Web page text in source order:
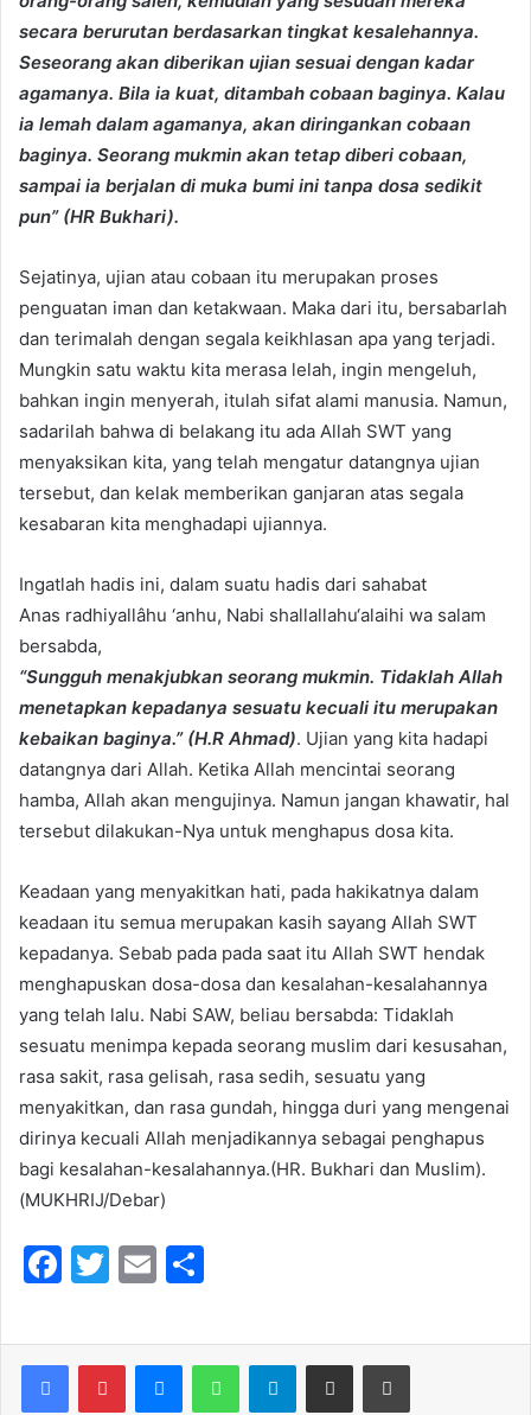
secara berurutan berdasarkan tingkat kesalehannya.
Seseorang akan diberikan ujian sesuai dengan kadar
agamanya. Bila ia kuat, ditambah cobaan baginya. Kalau
ia lemah dalam agamanya, akan diringankan cobaan
baginya. Seorang mukmin akan tetap diberi cobaan,
sampai ia berjalan di muka bumi ini tanpa dosa sedikit
pun” (HR Bukhari).
Sejatinya, ujian atau cobaan itu merupakan proses
penguatan iman dan ketakwaan. Maka dari itu, bersabarlah
dan terimalah dengan segala keikhlasan apa yang terjadi.
Mungkin satu waktu kita merasa lelah, ingin mengeluh,
bahkan ingin menyerah, itulah sifat alami manusia. Namun,
sadarilah bahwa di belakang itu ada Allah SWT yang
menyaksikan kita, yang telah mengatur datangnya ujian
tersebut, dan kelak memberikan ganjaran atas segala
kesabaran kita menghadapi ujiannya.
Ingatlah hadis ini, dalam suatu hadis dari sahabat
Anas radhiyallâhu ‘anhu, Nabi shallallahu‘alaihi wa salam
bersabda,
“Sungguh menakjubkan seorang mukmin. Tidaklah Allah
menetapkan kepadanya sesuatu kecuali itu merupakan
kebaikan baginya.” (H.R Ahmad). Ujian yang kita hadapi
datangnya dari Allah. Ketika Allah mencintai seorang
hamba, Allah akan mengujinya. Namun jangan khawatir, hal
tersebut dilakukan-Nya untuk menghapus dosa kita.
Keadaan yang menyakitkan hati, pada hakikatnya dalam
keadaan itu semua merupakan kasih sayang Allah SWT
kepadanya. Sebab pada pada saat itu Allah SWT hendak
menghapuskan dosa-dosa dan kesalahan-kesalahannya
yang telah lalu. Nabi SAW, beliau bersabda: Tidaklah
sesuatu menimpa kepada seorang muslim dari kesusahan,
rasa sakit, rasa gelisah, rasa sedih, sesuatu yang
menyakitkan, dan rasa gundah, hingga duri yang mengenai
dirinya kecuali Allah menjadikannya sebagai penghapus
bagi kesalahan-kesalahannya.(HR. Bukhari dan Muslim).
(MUKHRIJ/Debar)
F
c
e
T
itt
er
E
ai
l
ar
e
Telegram